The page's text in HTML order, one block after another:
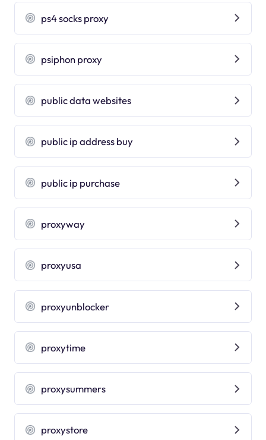
ps4 socks proxy
psiphon proxy
public data websites
public ip address buy
public ip purchase
proxyway
proxyusa
proxyunblocker
proxytime
proxysummers
proxystore